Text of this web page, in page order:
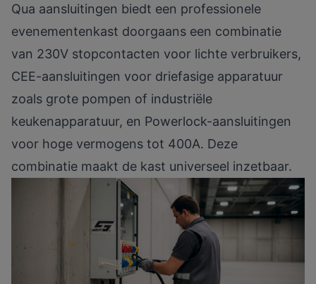
Qua aansluitingen biedt een professionele
evenementenkast doorgaans een combinatie
van 230V stopcontacten voor lichte verbruikers,
CEE-aansluitingen voor driefasige apparatuur
zoals grote pompen of industriële
keukenapparatuur, en Powerlock-aansluitingen
voor hoge vermogens tot 400A. Deze
combinatie maakt de kast universeel inzetbaar.